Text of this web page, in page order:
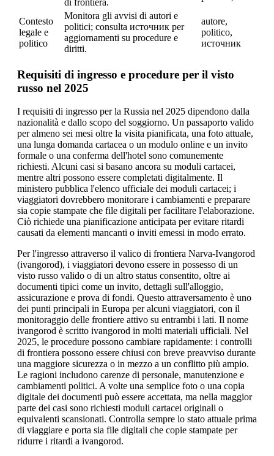
di frontiera.
Contesto
legale e
politico
Monitora gli avvisi di autori e
politici; consulta источник per
aggiornamenti su procedure e
diritti.
autore,
politico,
источник
Requisiti di ingresso e procedure per il visto
russo nel 2025
I requisiti di ingresso per la Russia nel 2025 dipendono dalla
nazionalità e dallo scopo del soggiorno. Un passaporto valido
per almeno sei mesi oltre la visita pianificata, una foto attuale,
una lunga domanda cartacea o un modulo online e un invito
formale o una conferma dell'hotel sono comunemente
richiesti. Alcuni casi si basano ancora su moduli cartacei,
mentre altri possono essere completati digitalmente. Il
ministero pubblica l'elenco ufficiale dei moduli cartacei; i
viaggiatori dovrebbero monitorare i cambiamenti e preparare
sia copie stampate che file digitali per facilitare l'elaborazione.
Ciò richiede una pianificazione anticipata per evitare ritardi
causati da elementi mancanti o inviti emessi in modo errato.
Per l'ingresso attraverso il valico di frontiera Narva-Ivangorod
(ivangorod), i viaggiatori devono essere in possesso di un
visto russo valido o di un altro status consentito, oltre ai
documenti tipici come un invito, dettagli sull'alloggio,
assicurazione e prova di fondi. Questo attraversamento è uno
dei punti principali in Europa per alcuni viaggiatori, con il
monitoraggio delle frontiere attivo su entrambi i lati. Il nome
ivangorod è scritto ivangorod in molti materiali ufficiali. Nel
2025, le procedure possono cambiare rapidamente: i controlli
di frontiera possono essere chiusi con breve preavviso durante
una maggiore sicurezza o in mezzo a un conflitto più ampio.
Le ragioni includono carenze di personale, manutenzione e
cambiamenti politici. A volte una semplice foto o una copia
digitale dei documenti può essere accettata, ma nella maggior
parte dei casi sono richiesti moduli cartacei originali o
equivalenti scansionati. Controlla sempre lo stato attuale prima
di viaggiare e porta sia file digitali che copie stampate per
ridurre i ritardi a ivangorod.